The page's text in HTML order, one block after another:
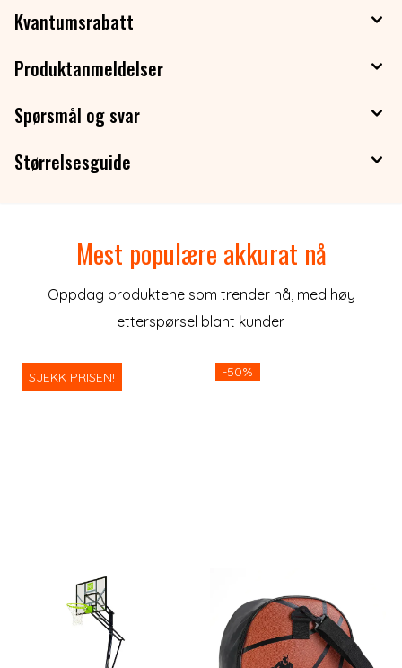
Kvantumsrabatt
Produktanmeldelser
Spørsmål og svar
Størrelsesguide
Mest populære akkurat nå
Oppdag produktene som trender nå, med høy
etterspørsel blant kunder.
SJEKK PRISEN! -50%